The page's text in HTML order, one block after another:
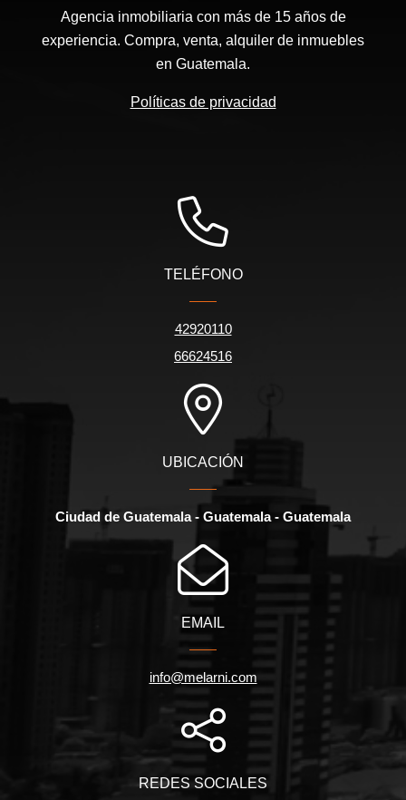
Agencia inmobiliaria con más de 15 años de
experiencia. Compra, venta, alquiler de inmuebles
en Guatemala.
Políticas de privacidad
TELÉFONO
42920110
66624516
UBICACIÓN
Ciudad de Guatemala - Guatemala - Guatemala
EMAIL
info@melarni.com
REDES SOCIALES